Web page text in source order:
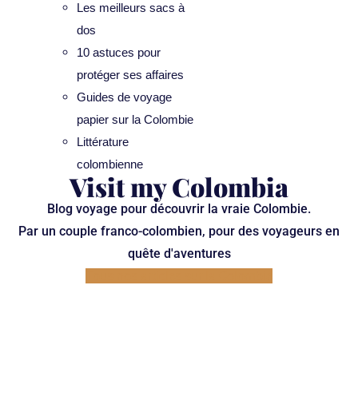
Les meilleurs sacs à
dos
10 astuces pour
protéger ses affaires
Guides de voyage
papier sur la Colombie
Littérature
colombienne
Visit my Colombia
Blog voyage pour découvrir la vraie Colombie.
Par un couple franco-colombien, pour des voyageurs en
quête d'aventures